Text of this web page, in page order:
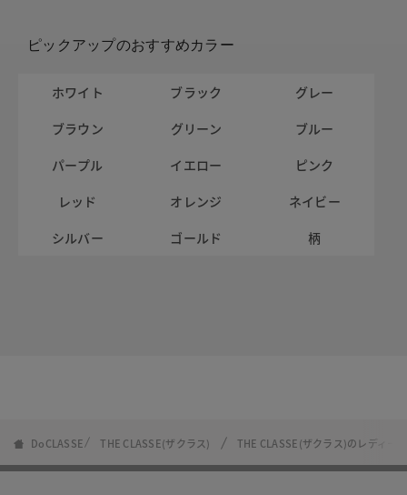
ピックアップのおすすめカラー
ホワイト ブラック
グレー
ブラウン
グリーン
ブルー
パープル
イエロー
ピンク
レッド
オレンジ
ネイビー
シルバー
ゴールド 柄
DoCLASSE THE CLASSE(ザクラス) THE CLASSE(ザクラス)のレディー